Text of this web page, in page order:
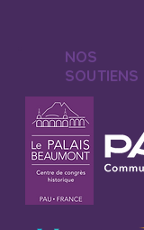
NOS
SOUTIENS